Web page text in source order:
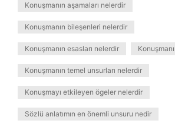
Konuşmanın aşamaları nelerdir
Konuşmanın bileşenleri nelerdir
Konuşmanın esasları nelerdir
Konuşmanın temel unsurları nelerdir
Konuşmayı etkileyen ögeler nelerdir
Sözlü anlatımın en önemli unsuru nedir